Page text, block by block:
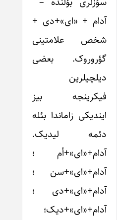
آدام + «ای»+دی +
شخص علامتینی
گؤروروک. بعضی
دیلچیلرین
فیکرینجه بیز
ایندیکی زاماندا بئله
دئمه لیدیک.
آدام+«ای»+أم ؛
آدام+«ای»+سن ؛
آدام+«ای»+دی ؛
آدام+«ای»+دیک؛